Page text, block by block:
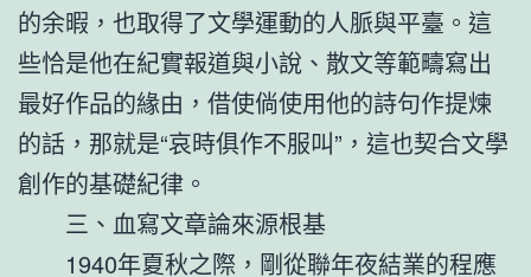
的余暇，也取得了文學運動的人脈與平臺。這
些恰是他在紀實報道與小說、散文等範疇寫出
最好作品的緣由，借使倘使用他的詩句作提煉
的話，那就是“哀時俱作不服叫”，這也契合文學
創作的基礎紀律。
三、血寫文章論來源根基
1940年夏秋之際，剛從聯年夜結業的程應